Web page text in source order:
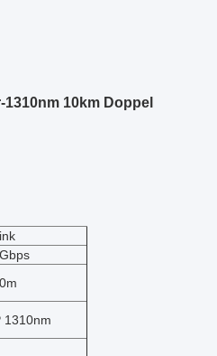
10km Doppel
1310nm